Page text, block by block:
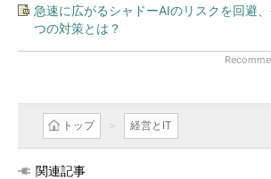
急速に広がるシャドーAIのリスクを回避
つの対策とは？
トップ 経営とIT
関連記事